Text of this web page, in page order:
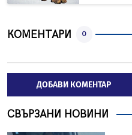
КОМЕНТАРИ 0
ДОБАВИ КОМЕНТАР
СВЪРЗАНИ НОВИНИ